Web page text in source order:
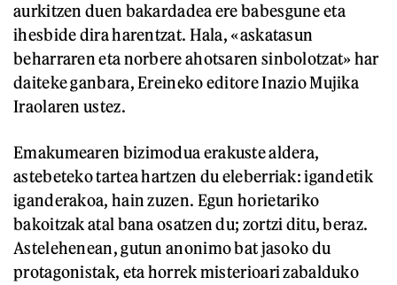
aurkitzen duen bakardadea ere babesgune eta
ihesbide dira harentzat. Hala, «askatasun
beharraren eta norbere ahotsaren sinbolotzat» har
daiteke ganbara, Ereineko editore Inazio Mujika
Iraolaren ustez.
Emakumearen bizimodua erakuste aldera,
astebeteko tartea hartzen du eleberriak: igandetik
iganderakoa, hain zuzen. Egun horietariko
bakoitzak atal bana osatzen du; zortzi ditu, beraz.
Astelehenean, gutun anonimo bat jasoko du
protagonistak, eta horrek misterioari zabalduko